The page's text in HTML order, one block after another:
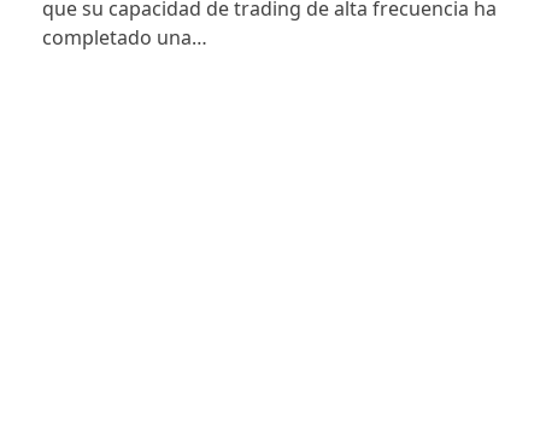
que su capacidad de trading de alta frecuencia ha
completado una…